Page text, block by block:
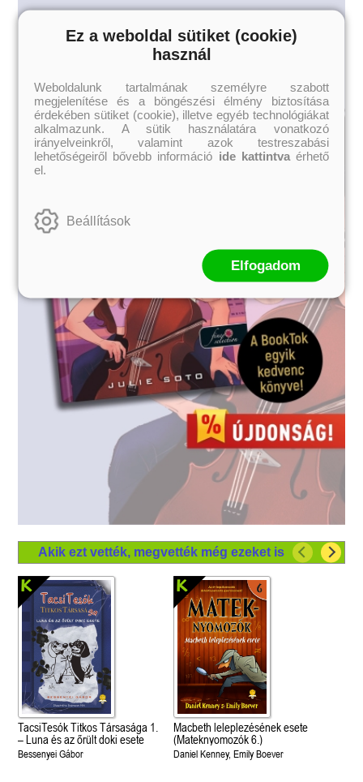
Akik ezt vették, megvették még ezeket is
TacsiTesók Titkos Társasága 1.
– Luna és az őrült doki esete
Bessenyei Gábor
Macbeth leleplezésének esete
(Mateknyomozók 6.)
Daniel Kenney, Emily Boever
Ez a weboldal sütiket (cookie)
használ
Weboldalunk tartalmának személyre szabott
megjelenítése és a böngészési élmény biztosítása
érdekében sütiket (cookie), illetve egyéb technológiákat
alkalmazunk. A sütik használatára vonatkozó
irányelveinkről, valamint azok testreszabási
lehetőségeiről bővebb információ ide kattintvaérhető
el.
Beállítások
Elfogadom